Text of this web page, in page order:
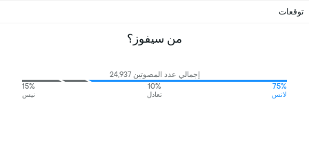
توقعات
من سيفوز؟
إجمالي عدد المصوتين 24,937
75%
لانس
10%
تعادل
15%
نيس